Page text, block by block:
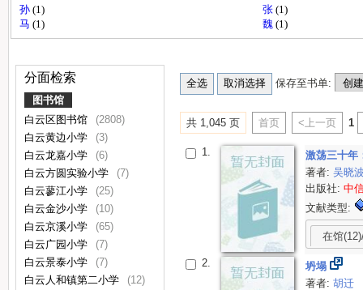
孙 (1) 张 (1)
马 (1) 魏 (1)
分面检索
图书馆
白云区图书馆
(2808)
白云黄边小学
(3)
白云龙嘉小学
(6)
白云方圆实验小学
(7)
白云蓼江小学
(25)
白云金沙小学
(10)
白云京溪小学
(65)
白云广园小学
(7)
白云景泰小学
(7)
白云人和镇第二小学
(12)
保存至书单:
共 1,045 页 首页 <上一页 1
1.
激荡三十年
著者:吴晓
出版社:中
文献类型:
在馆
2.
坍塌
著者:胡迁